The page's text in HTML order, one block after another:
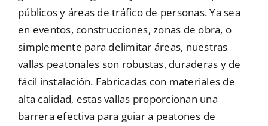
Escaleras
Mallas
Noticias
públicos y áreas de tráfico de personas. Ya sea
en eventos, construcciones, zonas de obra, o
simplemente para delimitar áreas, nuestras
vallas peatonales son robustas, duraderas y de
fácil instalación. Fabricadas con materiales de
alta calidad, estas vallas proporcionan una
barrera efectiva para guiar a peatones de